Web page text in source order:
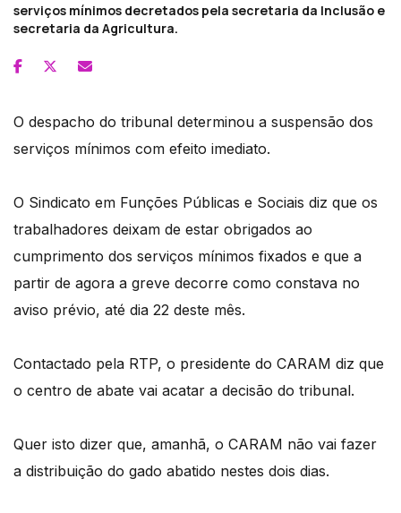
serviços mínimos decretados pela secretaria da Inclusão e
secretaria da Agricultura.
O despacho do tribunal determinou a suspensão dos
serviços mínimos com efeito imediato.
O Sindicato em Funções Públicas e Sociais diz que os
trabalhadores deixam de estar obrigados ao
cumprimento dos serviços mínimos fixados e que a
partir de agora a greve decorre como constava no
aviso prévio, até dia 22 deste mês.
Contactado pela RTP, o presidente do CARAM diz que
o centro de abate vai acatar a decisão do tribunal.
Quer isto dizer que, amanhã, o CARAM não vai fazer
a distribuição do gado abatido nestes dois dias.